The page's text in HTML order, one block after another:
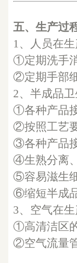
五、生产过
1、人员在
①定期洗手
②定期手部
2、半成品卫
①各种产品
②按照工艺
③各种产品
④生熟分离
⑤容易滋生
⑥缩短半成
3、空气在
①高清洁区
②空气流量